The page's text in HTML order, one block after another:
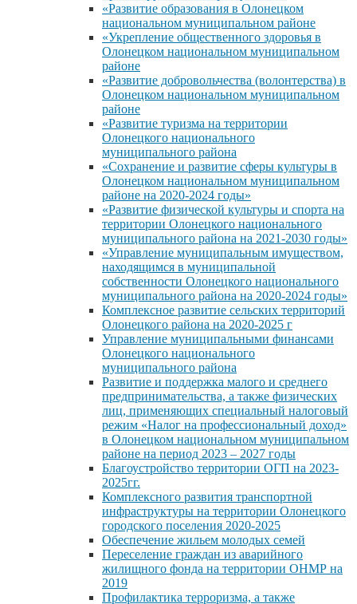
«Развитие образования в Олонецком
национальном муниципальном районе
«Укрепление общественного здоровья в
Олонецком национальном муниципальном
районе
«Развитие добровольчества (волонтерства) в
Олонецком национальном муниципальном
районе
«Развитие туризма на территории
Олонецкого национального
муниципального района
«Сохранение и развитие сферы культуры в
Олонецком национальном муниципальном
районе на 2020-2024 годы»
«Развитие физической культуры и спорта на
территории Олонецкого национального
муниципального района на 2021-2030 годы»
«Управление муниципальным имуществом,
находящимся в муниципальной
собственности Олонецкого национального
муниципального района на 2020-2024 годы»
Комплексное развитие сельских территорий
Олонецкого района на 2020-2025 г
Управление муниципальными финансами
Олонецкого национального
муниципального района
Развитие и поддержка малого и среднего
предпринимательства, а также физических
лиц, применяющих специальный налоговый
режим «Налог на профессиональный доход»
в Олонецком национальном муниципальном
районе на период 2023 – 2027 годы
Благоустройство территории ОГП на 2023-
2025гг.
Комплексного развития транспортной
инфраструктуры на территории Олонецкого
городского поселения 2020-2025
Обеспечение жильем молодых семей
Переселение граждан из аварийного
жилищного фонда на территории ОНМР на
2019
Профилактика терроризма, а также